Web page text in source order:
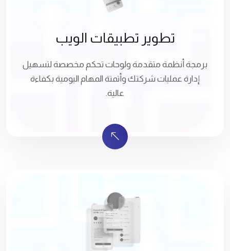
تطوير تطبيقات الويب
برمجة أنظمة متقدمة ولوحات تحكم مخصصة لتسهيل
إدارة عمليات شركتك وأتمتة المهام اليومية بكفاءة
عالية.